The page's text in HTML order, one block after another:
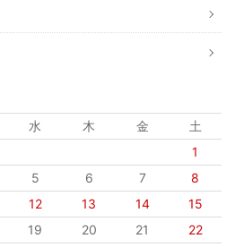
水 木 金
土
1
5 6 7
8
12 13 14
15
19 20 21
22